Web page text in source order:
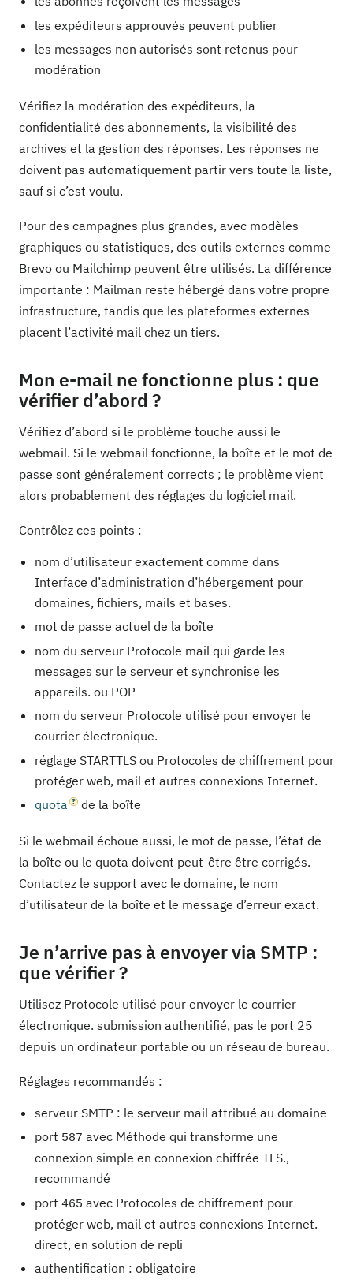
les expéditeurs approuvés peuvent publier
les messages non autorisés sont retenus pour
modération
Vérifiez la modération des expéditeurs, la
confidentialité des abonnements, la visibilité des
archives et la gestion des réponses. Les réponses ne
doivent pas automatiquement partir vers toute la liste,
sauf si c’est voulu.
Pour des campagnes plus grandes, avec modèles
graphiques ou statistiques, des outils externes comme
Brevo ou Mailchimp peuvent être utilisés. La différence
importante : Mailman reste hébergé dans votre propre
infrastructure, tandis que les plateformes externes
placent l’activité mail chez un tiers.
Mon e-mail ne fonctionne plus : que
vérifier d’abord ?
Vérifiez d’abord si le problème touche aussi le
webmail. Si le webmail fonctionne, la boîte et le mot de
passe sont généralement corrects ; le problème vient
alors probablement des réglages du logiciel mail.
Contrôlez ces points :
nom d’utilisateur exactement comme dans
Interface d’administration d’hébergement pour
domaines, fichiers, mails et bases.
mot de passe actuel de la boîte
nom du serveur Protocole mail qui garde les
messages sur le serveur et synchronise les
appareils. ou POP
nom du serveur Protocole utilisé pour envoyer le
courrier électronique.
réglage STARTTLS ou Protocoles de chiffrement pour
protéger web, mail et autres connexions Internet.
quota
de la boîte
Si le webmail échoue aussi, le mot de passe, l’état de
la boîte ou le quota doivent peut-être être corrigés.
Contactez le support avec le domaine, le nom
d’utilisateur de la boîte et le message d’erreur exact.
Je n’arrive pas à envoyer via SMTP :
que vérifier ?
Utilisez Protocole utilisé pour envoyer le courrier
électronique. submission authentifié, pas le port 25
depuis un ordinateur portable ou un réseau de bureau.
Réglages recommandés :
serveur SMTP : le serveur mail attribué au domaine
port 587 avec Méthode qui transforme une
connexion simple en connexion chiffrée TLS.,
recommandé
port 465 avec Protocoles de chiffrement pour
protéger web, mail et autres connexions Internet.
direct, en solution de repli
authentification : obligatoire